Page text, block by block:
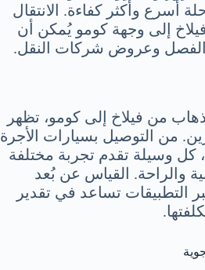
أسرع وأكثر كفاءة. الانتقال
إلى وجهة كومو يُمكن أن
الفصل وعروض شركات النقل.
من فيلاخ إلى كومو، تظهر
من التوصيل بسيارات الأجرة
كل وسيلة تقدم تجربة مختلفة
والراحة. القياس عن بُعد
التطبيقات تساعد في تقدير